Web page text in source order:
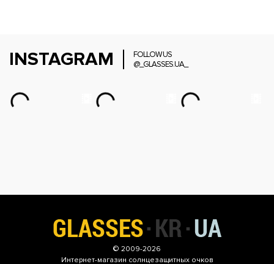
INSTAGRAM
FOLLOW US
@_GLASSES.UA_
© 2009-2026
Интернет-магазин солнцезащитных очков